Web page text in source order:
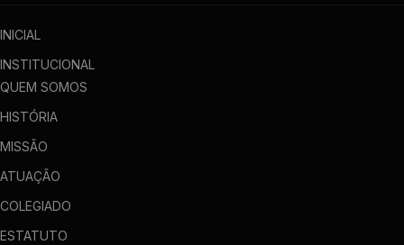
INICIAL
INSTITUCIONAL
QUEM SOMOS
HISTÓRIA
MISSÃO
ATUAÇÃO
COLEGIADO
ESTATUTO